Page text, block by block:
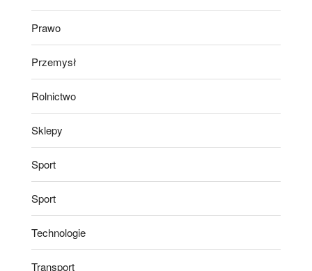
Prawo
Przemysł
Rolnictwo
Sklepy
Sport
Sport
Technologie
Transport